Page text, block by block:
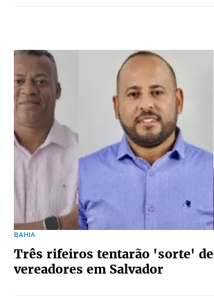
BAHIA
Três rifeiros tentarão 'sorte' de
vereadores em Salvador